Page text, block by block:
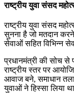
राष्‍ट्रीय युवा संसद
राष्‍ट्रीय युवा संसद
सुनना है जो मतदान
सेवाओं सहित विभिन्‍न
प्रधानमंत्री की सोच से
राष्‍ट्रीय स्‍तर पर
आवाज बने, समाधान
युवाओं ने हिस्‍सा लिया